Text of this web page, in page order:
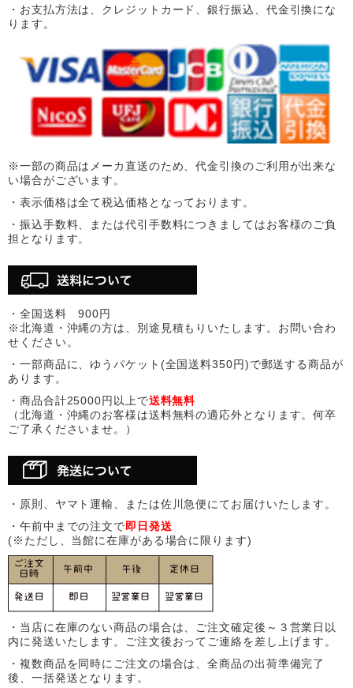
・お支払方法は、クレジットカード、銀行振込、代金引換にな
ります。
※一部の商品はメーカ直送のため、代金引換のご利用が出来な
い場合がございます。
・表示価格は全て税込価格となっております。
・振込手数料、または代引手数料につきましてはお客様のご負
担となります。
・全国送料 900円
※北海道・沖縄の方は、別途見積もりいたします。お問い合わ
せください。
・一部商品に、ゆうパケット(全国送料350円)で郵送する商品が
あります。
・商品合計25000円以上で送料無料
（北海道・沖縄のお客様は送料無料の適応外となります。何卒
ご了承くださいませ。）
・原則、ヤマト運輸、または佐川急便にてお届けいたします。
・午前中までの注文で即日発送
(※ただし、当館に在庫がある場合に限ります)
・当店に在庫のない商品の場合は、ご注文確定後～３営業日以
内に発送いたします。ご注文後おってご連絡を差し上げます。
・複数商品を同時にご注文の場合は、全商品の出荷準備完了
後、一括発送となります。